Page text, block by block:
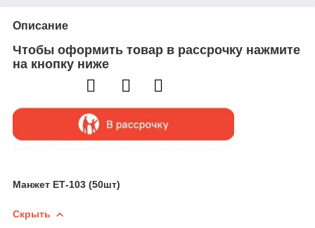
Описание
Чтобы оформить товар в рассрочку нажмите
на кнопку ниже
Манжет ЕТ-103 (50шт)
Скрыть